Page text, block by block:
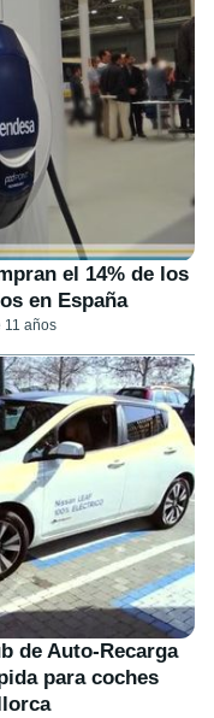
el 14% de los
en España
11 años
de Auto-Recarga
para coches